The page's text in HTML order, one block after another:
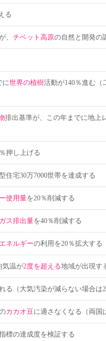
る
、 チベット高原の自然と開発の
に世界の植樹活動が140％進む（
排出基準が、この年までに地上
押し上げる
住宅30万7000世帯を達成する
使用量を20％削減する
ス排出量を40％削減する
ネルギーの利用を20％拡大する
気温が2度を超える地域が出現す
（大気汚染が減らない場合は
カカオ豆に適さなくなる（両国
標の達成度を検証する